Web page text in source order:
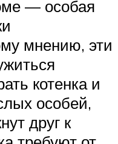
— особая
мнению, эти
котенка и
особей,
друг к